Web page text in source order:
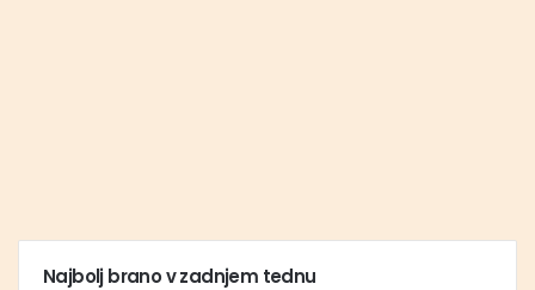
Najbolj brano v zadnjem tednu